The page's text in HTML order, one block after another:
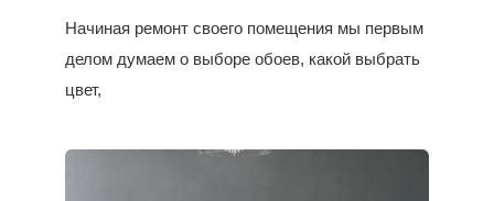
Начиная ремонт своего помещения мы первым
делом думаем о выборе обоев, какой выбрать
цвет,